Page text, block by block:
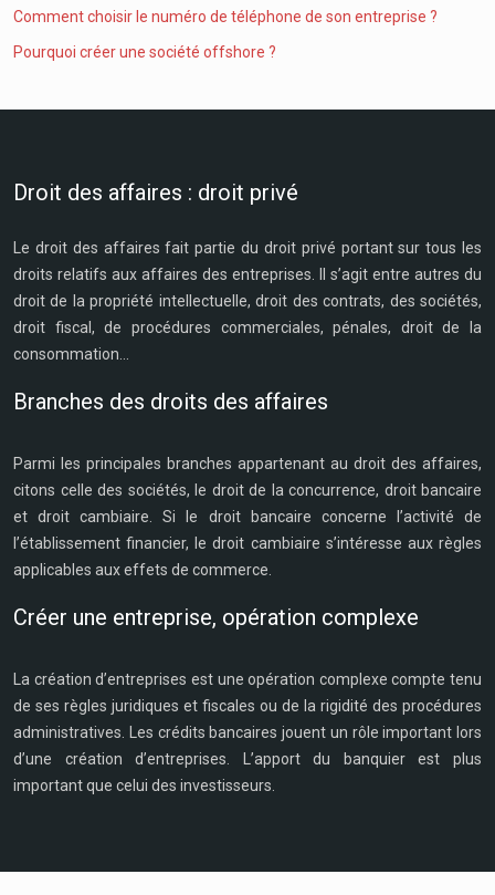
Comment choisir le numéro de téléphone de son entreprise ?
Pourquoi créer une société offshore ?
Droit des affaires : droit privé
Le droit des affaires fait partie du droit privé portant sur tous les
droits relatifs aux affaires des entreprises. Il s’agit entre autres du
droit de la propriété intellectuelle, droit des contrats, des sociétés,
droit fiscal, de procédures commerciales, pénales, droit de la
consommation…
Branches des droits des affaires
Parmi les principales branches appartenant au droit des affaires,
citons celle des sociétés, le droit de la concurrence, droit bancaire
et droit cambiaire. Si le droit bancaire concerne l’activité de
l’établissement financier, le droit cambiaire s’intéresse aux règles
applicables aux effets de commerce.
Créer une entreprise, opération complexe
La création d’entreprises est une opération complexe compte tenu
de ses règles juridiques et fiscales ou de la rigidité des procédures
administratives. Les crédits bancaires jouent un rôle important lors
d’une création d’entreprises. L’apport du banquier est plus
important que celui des investisseurs.